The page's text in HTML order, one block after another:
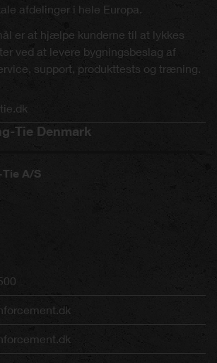
afdelinger i hele Europa.
er at hjælpe kunderne til at lykkes
ved at levere bygningsbeslag af
support, produkttests og træning.
Tie Denmark
A/S